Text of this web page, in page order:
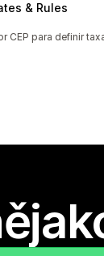
& Rules
CEP para definir